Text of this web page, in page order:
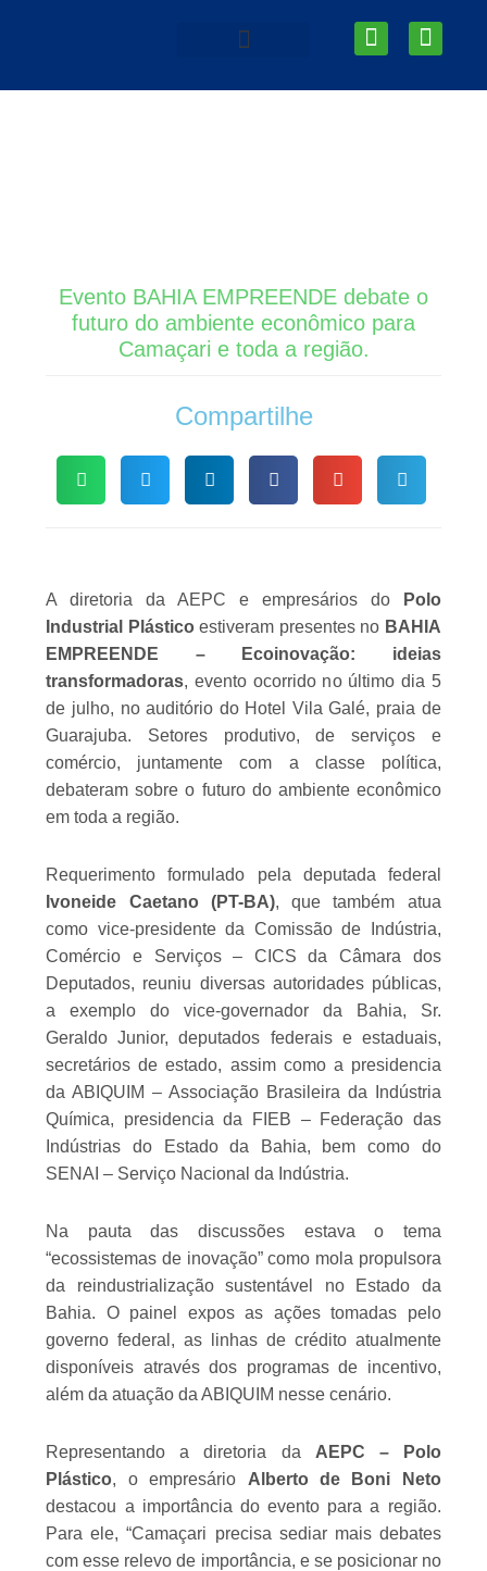
conteúdo
I
n
L
i
Evento BAHIA EMPREENDE debate o
futuro do ambiente econômico para
Camaçari e toda a região.
Compartilhe
A diretoria da AEPC e empresários do
Polo
Industrial Plásticoestiveram presentes no BAHIA
EMPREENDE – Ecoinovação: ideias
transformadoras, evento ocorrido no último dia 5
de julho, no auditório do Hotel Vila Galé, praia de
Guarajuba. Setores produtivo, de serviços e
comércio, juntamente com a classe política,
debateram sobre o futuro do ambiente econômico
em toda a região.
Requerimento formulado pela deputada federal
Ivoneide Caetano (PT-BA), que também atua
como vice-presidente da Comissão de Indústria,
Comércio e Serviços – CICS da Câmara dos
Deputados, reuniu diversas autoridades públicas,
a exemplo do vice-governador da Bahia, Sr.
Geraldo Junior, deputados federais e estaduais,
secretários de estado, assim como a presidencia
da ABIQUIM – Associação Brasileira da Indústria
Química, presidencia da FIEB – Federação das
Indústrias do Estado da Bahia, bem como do
SENAI – Serviço Nacional da Indústria.
Na pauta das discussões estava o tema
“ecossistemas de inovação” como mola propulsora
da reindustrialização sustentável no Estado da
Bahia. O painel expos as ações tomadas pelo
governo federal, as linhas de crédito atualmente
disponíveis através dos programas de incentivo,
além da atuação da ABIQUIM nesse cenário.
Representando a diretoria da AEPC – Polo
Plástico, o empresário Alberto de Boni Neto
destacou a importância do evento para a região.
Para ele, “Camaçari precisa sediar mais debates
com esse relevo de importância, e se posicionar no